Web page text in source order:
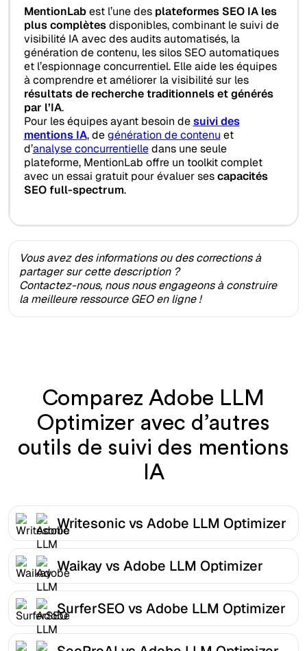
MentionLabest l’une des plateformes SEO IA les
plus complètesdisponibles, combinant le suivi de
visibilité IA avec des audits automatisés, la
génération de contenu, les silos SEO automatiques
et l’espionnage concurrentiel. Elle aide les équipes
à comprendre et améliorer la visibilité sur les
résultats de recherche traditionnels et générés
par l’IA.
Pour les équipes ayant besoin desuivi des
mentions IA, degénération de contenu et
d’analyse concurrentielledans une seule
plateforme, MentionLab offre un toolkit complet
avec un essai gratuit pour évaluer sescapacités
SEO full-spectrum.
Vous avez des informations ou des corrections à
partager sur cette description ?
Contactez-nous, nous nous engageons à construire
la meilleure ressource GEO en ligne !
Comparez Adobe LLM
Optimizer avec d’autres
outils de suivi des mentions
IA
Writesonic vs Adobe LLM Optimizer
Waikay vs Adobe LLM Optimizer
SurferSEO vs Adobe LLM Optimizer